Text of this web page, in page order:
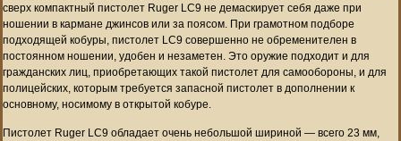
сверх компактный пистолет Ruger LC9 не демаскирует себя даже при
ношении в кармане джинсов или за поясом. При грамотном подборе
подходящей кобуры, пистолет LC9 совершенно не обременителен в
постоянном ношении, удобен и незаметен. Это оружие подходит и для
гражданских лиц, приобретающих такой пистолет для самообороны, и для
полицейских, которым требуется запасной пистолет в дополнении к
основному, носимому в открытой кобуре.
Пистолет Ruger LC9 обладает очень небольшой шириной — всего 23 мм,